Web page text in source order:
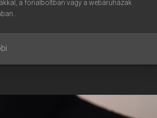
a fonalboltban vagy a webáruházak